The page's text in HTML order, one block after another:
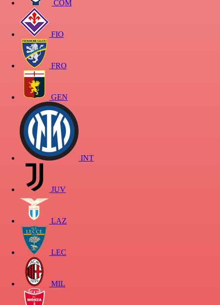
COM
FIO
FRO
GEN
INT
JUV
LAZ
LEC
MIL